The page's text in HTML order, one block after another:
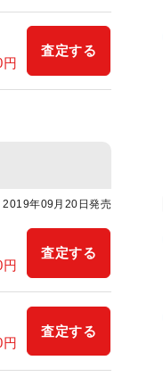
査定する
2019年09月20日発売
査定する
査定する